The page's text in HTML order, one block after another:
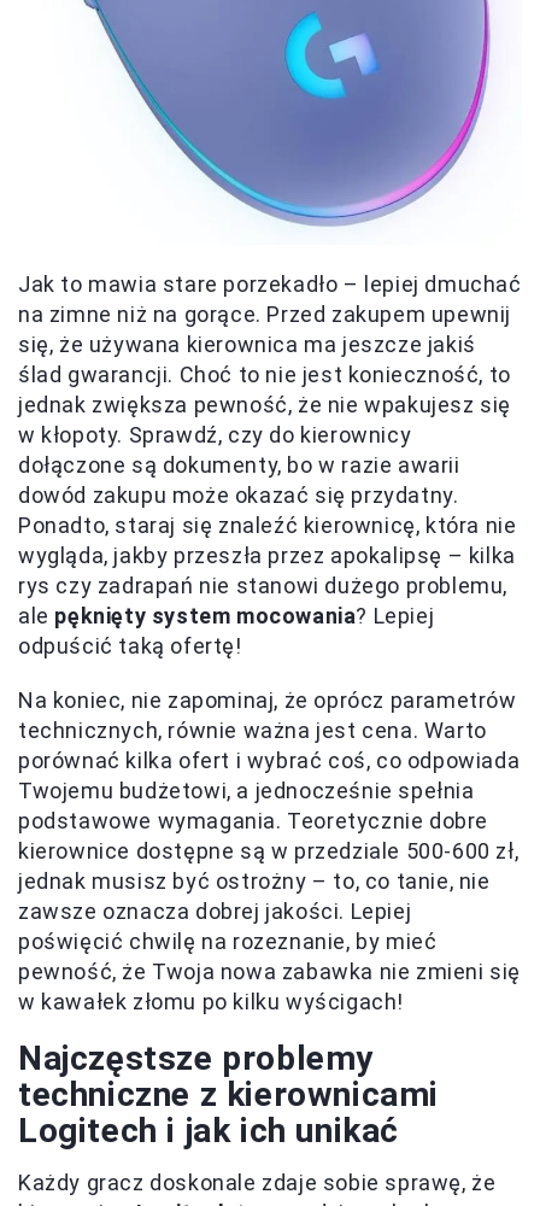
Jak to mawia stare porzekadło – lepiej dmuchać
na zimne niż na gorące. Przed zakupem upewnij
się, że używana kierownica ma jeszcze jakiś
ślad gwarancji. Choć to nie jest konieczność, to
jednak zwiększa pewność, że nie wpakujesz się
w kłopoty. Sprawdź, czy do kierownicy
dołączone są dokumenty, bo w razie awarii
dowód zakupu może okazać się przydatny.
Ponadto, staraj się znaleźć kierownicę, która nie
wygląda, jakby przeszła przez apokalipsę – kilka
rys czy zadrapań nie stanowi dużego problemu,
ale pęknięty system mocowania? Lepiej
odpuścić taką ofertę!
Na koniec, nie zapominaj, że oprócz parametrów
technicznych, równie ważna jest cena. Warto
porównać kilka ofert i wybrać coś, co odpowiada
Twojemu budżetowi, a jednocześnie spełnia
podstawowe wymagania. Teoretycznie dobre
kierownice dostępne są w przedziale 500-600 zł,
jednak musisz być ostrożny – to, co tanie, nie
zawsze oznacza dobrej jakości. Lepiej
poświęcić chwilę na rozeznanie, by mieć
pewność, że Twoja nowa zabawka nie zmieni się
w kawałek złomu po kilku wyścigach!
Najczęstsze problemy
techniczne z kierownicami
Logitech i jak ich unikać
Każdy gracz doskonale zdaje sobie sprawę, że